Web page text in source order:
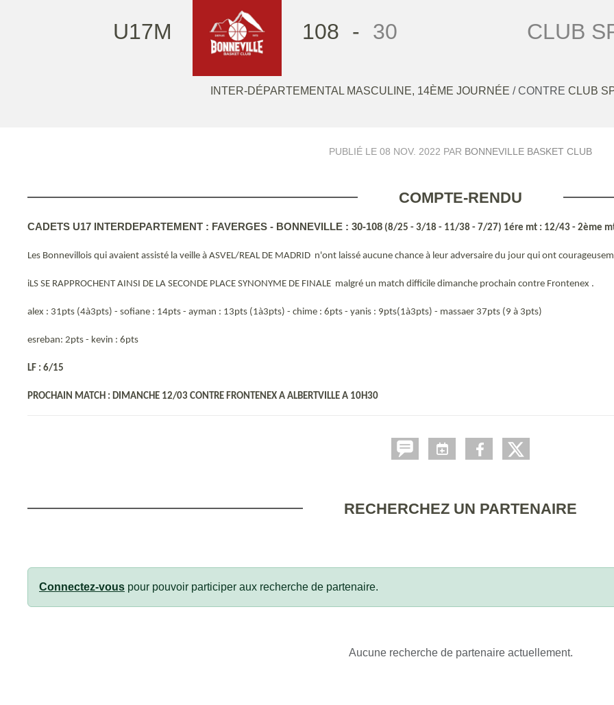
U17M 108 - 30 CLUB
INTER-DÉPARTEMENTAL MASCULINE, 14ÈME JOURNÉE / CONTRE CLUB
PUBLIÉ LE 08 NOV. 2022 PAR BONNEVILLE BASKET CLUB
COMPTE-RENDU
CADETS U17 INTERDEPARTEMENT : FAVERGES - BONNEVILLE : 30-108 (8/25 - 3/18 - 11/38 - 7/27) 1ére mt : 12/43 - 2ème
Les Bonnevillois qui avaient assisté la veille à ASVEL/REAL DE MADRID n'ont laissé aucune chance à leur adversaire du jour qui ont
iLS SE RAPPROCHENT AINSI DE LA SECONDE PLACE SYNONYME DE FINALE malgré un match difficile dimanche prochain contre Frontenex .
alex : 31pts (4à3pts) - sofiane : 14pts - ayman : 13pts (1à3pts) - chime : 6pts - yanis : 9pts(1à3pts) - massaer 37pts (9 à 3pts)
esreban: 2pts - kevin : 6pts
LF : 6/15
PROCHAIN MATCH : DIMANCHE 12/03 CONTRE FRONTENEX A ALBERTVILLE A 10H30
RECHERCHEZ UN PARTENAIRE
Connectez-vous pour pouvoir participer aux recherche de partenaire.
Aucune recherche de partenaire actuellement.